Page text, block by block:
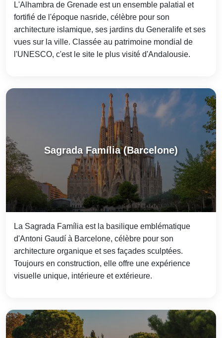
L'Alhambra de Grenade est un ensemble palatial et
fortifié de l'époque nasride, célèbre pour son
architecture islamique, ses jardins du Generalife et ses
vues sur la ville. Classée au patrimoine mondial de
l'UNESCO, c'est le site le plus visité d'Andalousie.
Sagrada Família (Barcelone)
La Sagrada Família est la basilique emblématique
d'Antoni Gaudí à Barcelone, célèbre pour son
architecture organique et ses façades sculptées.
Toujours en construction, elle offre une expérience
visuelle unique, intérieure et extérieure.